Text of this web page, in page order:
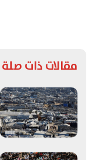
مقالات ذات صلة